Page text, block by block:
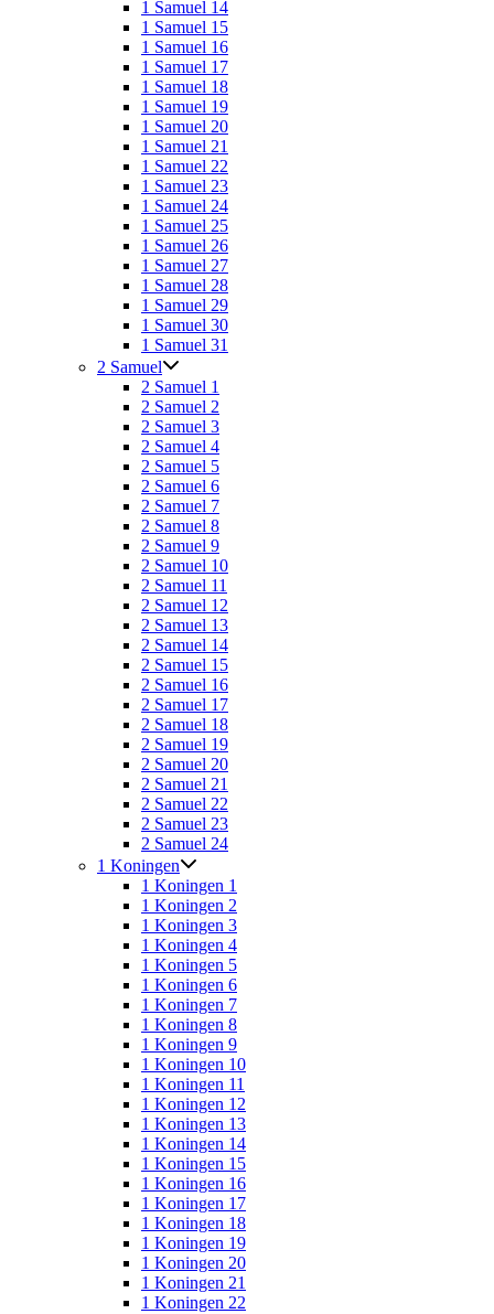
1 Samuel 14
1 Samuel 15
1 Samuel 16
1 Samuel 17
1 Samuel 18
1 Samuel 19
1 Samuel 20
1 Samuel 21
1 Samuel 22
1 Samuel 23
1 Samuel 24
1 Samuel 25
1 Samuel 26
1 Samuel 27
1 Samuel 28
1 Samuel 29
1 Samuel 30
1 Samuel 31
2 Samuel
2 Samuel 1
2 Samuel 2
2 Samuel 3
2 Samuel 4
2 Samuel 5
2 Samuel 6
2 Samuel 7
2 Samuel 8
2 Samuel 9
2 Samuel 10
2 Samuel 11
2 Samuel 12
2 Samuel 13
2 Samuel 14
2 Samuel 15
2 Samuel 16
2 Samuel 17
2 Samuel 18
2 Samuel 19
2 Samuel 20
2 Samuel 21
2 Samuel 22
2 Samuel 23
2 Samuel 24
1 Koningen
1 Koningen 1
1 Koningen 2
1 Koningen 3
1 Koningen 4
1 Koningen 5
1 Koningen 6
1 Koningen 7
1 Koningen 8
1 Koningen 9
1 Koningen 10
1 Koningen 11
1 Koningen 12
1 Koningen 13
1 Koningen 14
1 Koningen 15
1 Koningen 16
1 Koningen 17
1 Koningen 18
1 Koningen 19
1 Koningen 20
1 Koningen 21
1 Koningen 22